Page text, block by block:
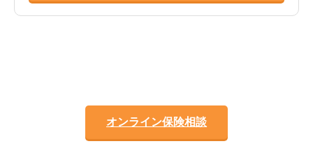
オンライン保険相談